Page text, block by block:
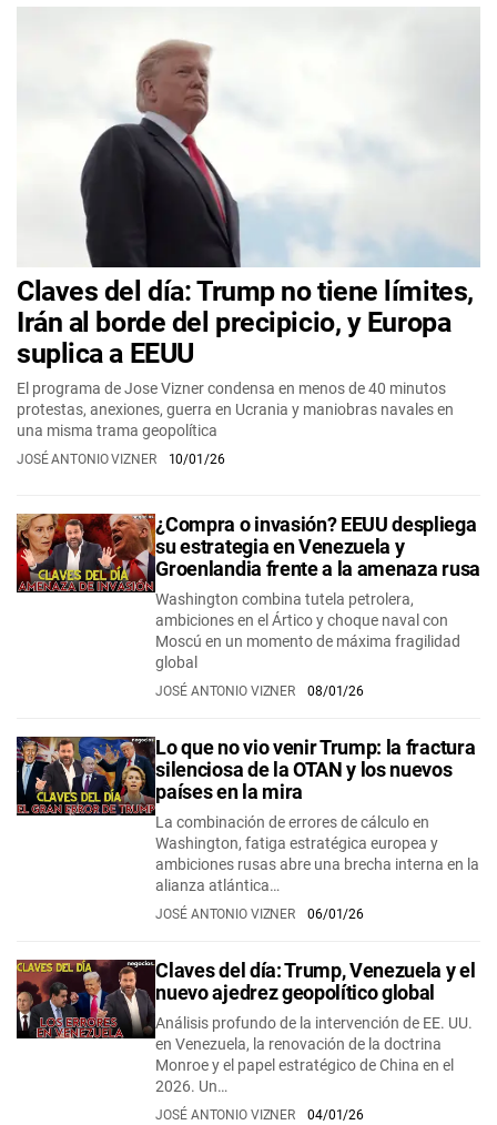
Claves del día: Trump no tiene límites,
Irán al borde del precipicio, y Europa
suplica a EEUU
El programa de Jose Vizner condensa en menos de 40 minutos
protestas, anexiones, guerra en Ucrania y maniobras navales en
una misma trama geopolítica
JOSÉ ANTONIO VIZNER 10/01/26
¿Compra o invasión? EEUU despliega
su estrategia en Venezuela y
Groenlandia frente a la amenaza rusa
Washington combina tutela petrolera,
ambiciones en el Ártico y choque naval con
Moscú en un momento de máxima fragilidad
global
JOSÉ ANTONIO VIZNER 08/01/26
Lo que no vio venir Trump: la fractura
silenciosa de la OTAN y los nuevos
países en la mira
La combinación de errores de cálculo en
Washington, fatiga estratégica europea y
ambiciones rusas abre una brecha interna en la
alianza atlántica…
JOSÉ ANTONIO VIZNER 06/01/26
Claves del día: Trump, Venezuela y el
nuevo ajedrez geopolítico global
Análisis profundo de la intervención de EE. UU.
en Venezuela, la renovación de la doctrina
Monroe y el papel estratégico de China en el
2026. Un…
JOSÉ ANTONIO VIZNER 04/01/26